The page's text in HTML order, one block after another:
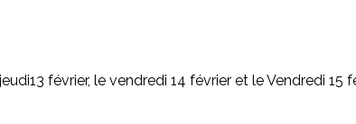
février, le vendredi 14 février et le Vendredi 15